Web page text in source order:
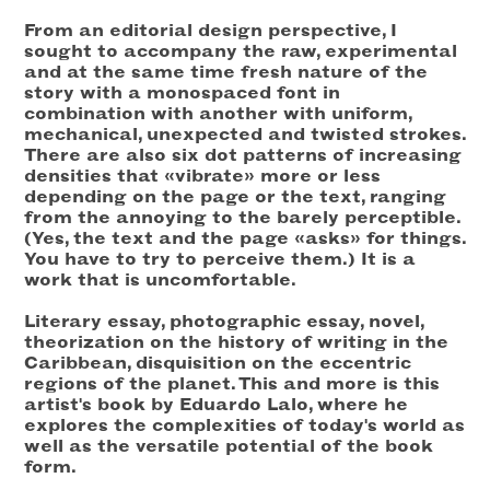
From an editorial design perspective, I
sought to accompany the raw, experimental
and at the same time fresh nature of the
story with a monospaced font in
combination with another with uniform,
mechanical, unexpected and twisted strokes.
There are also six dot patterns of increasing
densities that «vibrate» more or less
depending on the page or the text, ranging
from the annoying to the barely perceptible.
(Yes, the text and the page «asks» for things.
You have to try to perceive them.) It is a
work that is uncomfortable.
Literary essay, photographic essay, novel,
theorization on the history of writing in the
Caribbean, disquisition on the eccentric
regions of the planet. This and more is this
artist's book by Eduardo Lalo, where he
explores the complexities of today's world as
well as the versatile potential of the book
form.